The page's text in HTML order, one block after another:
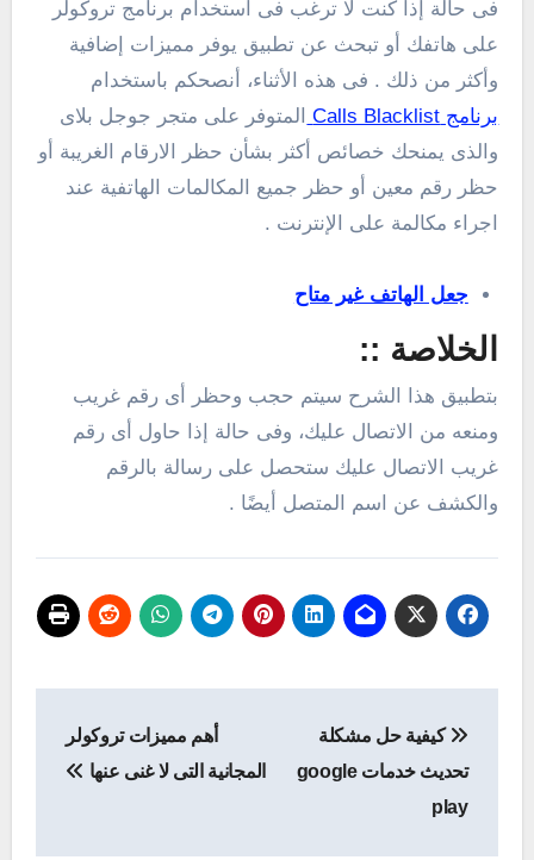
فى حالة إذا كنت لا ترغب فى استخدام برنامج تروكولر
على هاتفك أو تبحث عن تطبيق يوفر مميزات إضافية
وأكثر من ذلك . فى هذه الأثناء، أنصحكم باستخدام
برنامج Calls Blacklist
المتوفر على متجر جوجل بلاى
والذى يمنحك خصائص أكثر بشأن حظر الارقام الغريبة أو
حظر رقم معين أو حظر جميع المكالمات الهاتفية عند
اجراء مكالمة على الإنترنت .
جعل الهاتف غير متاح
الخلاصة ::
بتطبيق هذا الشرح سيتم حجب وحظر أى رقم غريب
ومنعه من الاتصال عليك، وفى حالة إذا حاول أى رقم
غريب الاتصال عليك ستحصل على رسالة بالرقم
والكشف عن اسم المتصل أيضًا .
المقالات
كيفية حل مشكلة
تحديث خدمات google
play
أهم مميزات تروكولر
المجانية التى لا غنى عنها